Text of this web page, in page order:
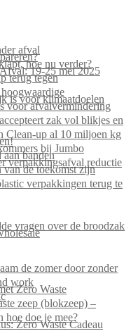
afval
hoe nu verder?
19-25 mei 2025
terug tegen
is voor klimaatdoelen
voor afvalvermindering
zak vol blikjes en
Clean-up al 10 miljoen kg
bij Jumbo
banden
verpakkingsafval reductie
van de toekomst zijn
verpakkingen terug te
vragen over de broodzak
de zomer door zonder
work
Zero Waste
zeep (blokzeep) –
hoe doe je mee?
Zero Waste Cadeau